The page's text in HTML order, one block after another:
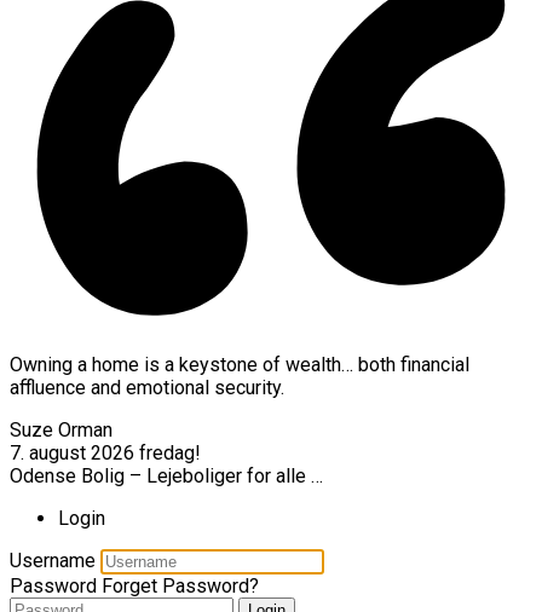
Owning a home is a keystone of wealth… both financial
affluence and emotional security.
Suze Orman
7. august 2026 fredag!
Odense Bolig – Lejeboliger for alle …
Login
Username
Password Forget Password?